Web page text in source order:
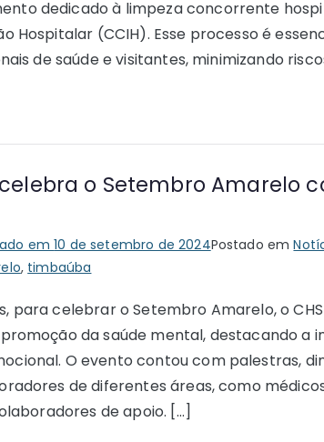
dedicado à limpeza concorrente
Hospitalar (CCIH). Esse processo é
de saúde e visitantes, minimizando
o Setembro Amarelo
em10 de setembro de 2024Postado em
, timbaúba
para celebrar o Setembro Amarelo, o
da saúde mental, destacando a
O evento contou com palestras,
de diferentes áreas, como
de apoio. […]